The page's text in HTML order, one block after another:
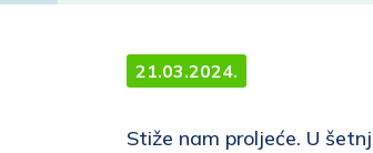
21.03.2024.
Stiže nam proljeće. U